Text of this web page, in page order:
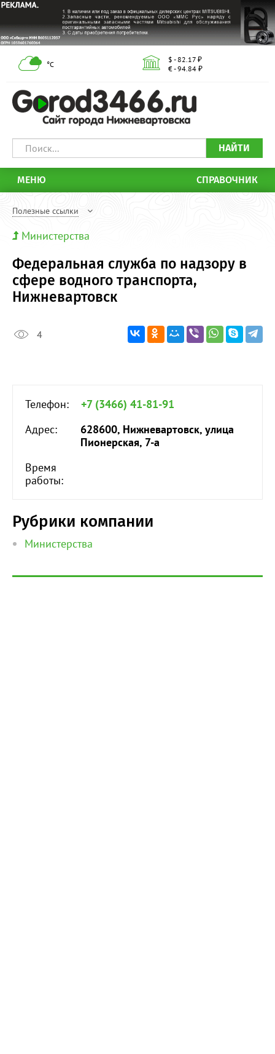
°С
$ - 82.17 ₽
€ - 94.84 ₽
НАЙТИ
МЕНЮ СПРАВОЧНИК
Полезные ссылки
Министерства
Федеральная служба по надзору в
сфере водного транспорта,
Нижневартовск
4
Телефон:
+7 (3466) 41-81-91
Адрес:
628600, Нижневартовск, улица
Пионерская, 7-а
Время
работы:
Рубрики компании
Министерства